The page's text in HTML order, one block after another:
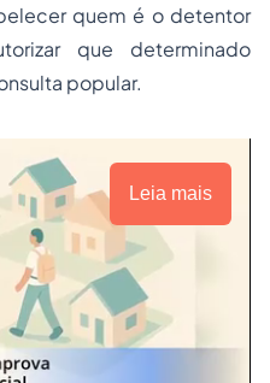
quem é o detentor
que determinado
popular.
Leia mais